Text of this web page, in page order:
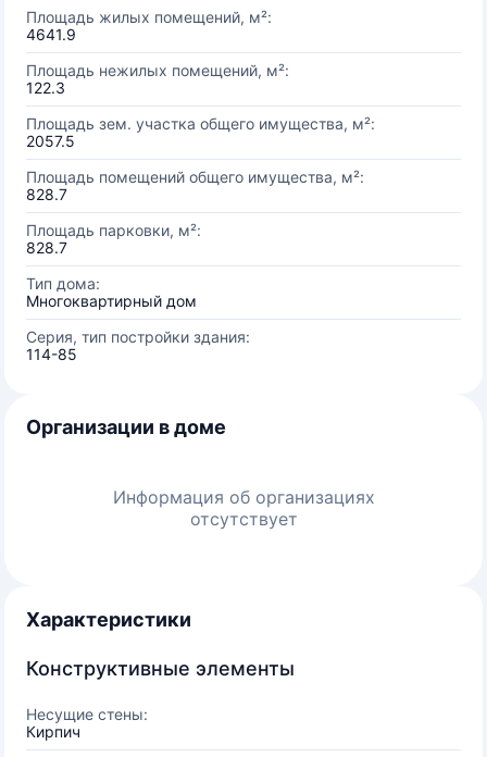
Площадь жилых помещений, м²:
4641.9
Площадь нежилых помещений, м²:
122.3
Площадь зем. участка общего имущества, м²:
2057.5
Площадь помещений общего имущества, м²:
828.7
Площадь парковки, м²:
828.7
Тип дома:
Многоквартирный дом
Серия, тип постройки здания:
114-85
Организации в доме
Информация об организациях
отсутствует
Характеристики
Конструктивные элементы
Несущие стены:
Кирпич